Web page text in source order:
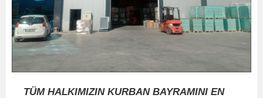
TÜM HALKIMIZIN KURBAN BAYRAMINI EN